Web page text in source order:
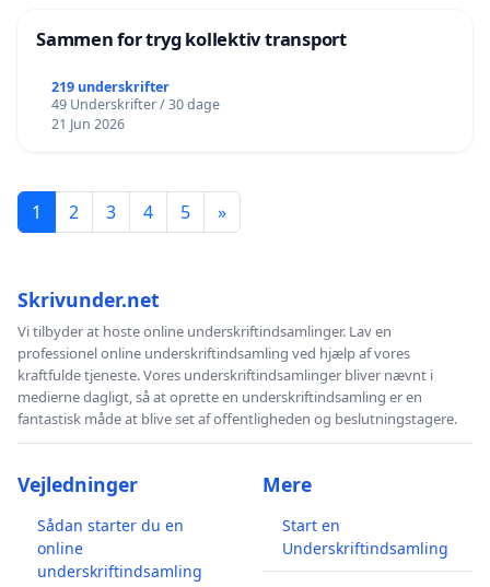
Sammen for tryg kollektiv transport
219 underskrifter
49 Underskrifter / 30 dage
21 Jun 2026
1 2 3 4 5 »
Skrivunder.net
Vi tilbyder at hoste online underskriftindsamlinger. Lav en
professionel online underskriftindsamling ved hjælp af vores
kraftfulde tjeneste. Vores underskriftindsamlinger bliver nævnt i
medierne dagligt, så at oprette en underskriftindsamling er en
fantastisk måde at blive set af offentligheden og beslutningstagere.
Vejledninger
Sådan starter du en
online
underskriftindsamling
Mere
Start en
Underskriftindsamling